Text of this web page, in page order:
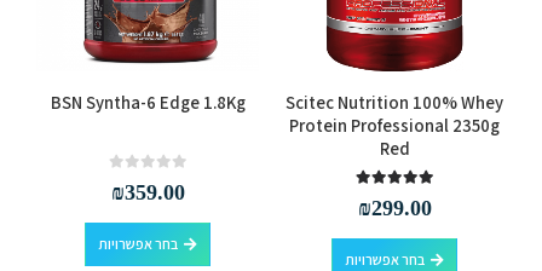
למוצר זה יש מספר סוגים. ניתן לבחור את האפשרויות בעמוד המוצר
Scitec Nutrition 100% Whey
Protein Professional 2350g
Red
₪299.00
בחר אפשרויות
למוצר זה יש מספר סוגים. ניתן לבחור את האפשרויות בעמוד המוצר
למוצר זה יש מספר סוגים. ניתן לבחור את האפשרויות בעמוד המוצר
BSN Syntha-6 Edge 1.8Kg
₪359.00
בחר אפשרויות
למוצר זה יש מספר סוגים. ניתן לבחור את האפשרויות בעמוד המוצר